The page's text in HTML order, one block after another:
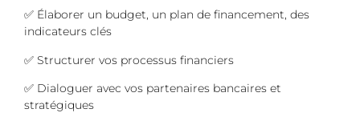
✅ Élaborer un budget, un plan de financement, des
indicateurs clés
✅ Structurer vos processus financiers
✅ Dialoguer avec vos partenaires bancaires et
stratégiques